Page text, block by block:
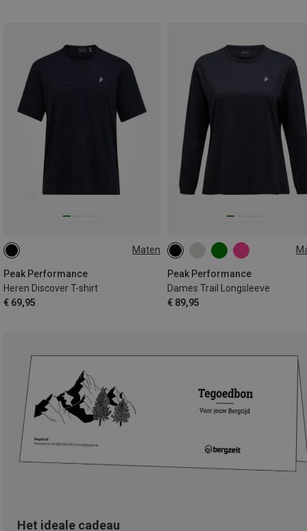
Maten
Peak Performance
Heren Discover T-shirt
€ 69,95
S
Peak Performance
Dames Trail Longsleeve
€ 89,95
XS M
Het ideale cadeau